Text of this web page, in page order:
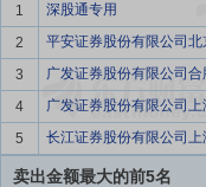
1
深股通专用
2
平安证券股份有限公司
3
广发证券股份有限公司
4
广发证券股份有限公司
5
长江证券股份有限公司上
卖出金额最大的前5名